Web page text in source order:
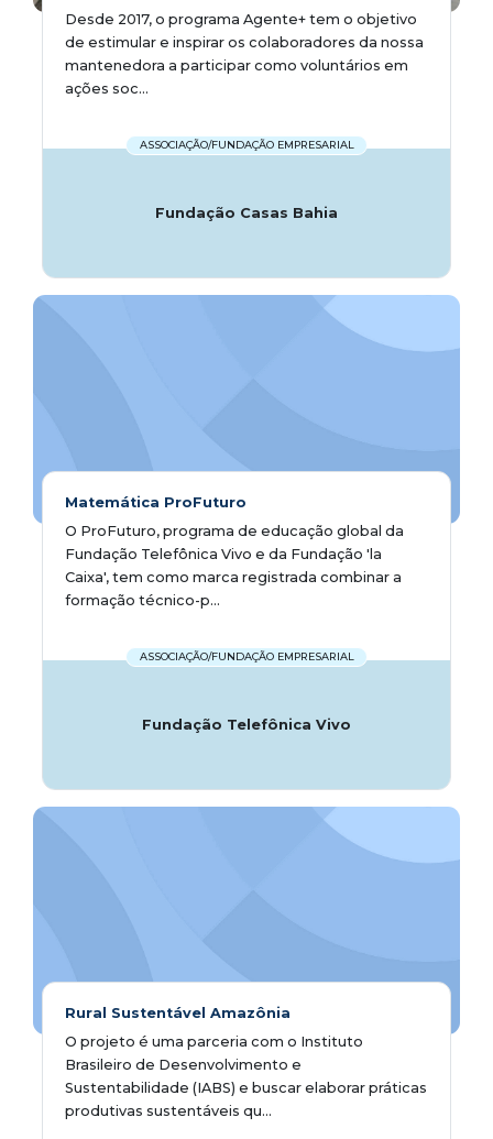
Desde 2017, o programa Agente+ tem o objetivo
de estimular e inspirar os colaboradores da nossa
mantenedora a participar como voluntários em
ações soc...
ASSOCIAÇÃO/FUNDAÇÃO EMPRESARIAL
Fundação Casas Bahia
Matemática ProFuturo
O ProFuturo, programa de educação global da
Fundação Telefônica Vivo e da Fundação 'la
Caixa', tem como marca registrada combinar a
formação técnico-p...
ASSOCIAÇÃO/FUNDAÇÃO EMPRESARIAL
Fundação Telefônica Vivo
Rural Sustentável Amazônia
O projeto é uma parceria com o Instituto
Brasileiro de Desenvolvimento e
Sustentabilidade (IABS) e buscar elaborar práticas
produtivas sustentáveis qu...